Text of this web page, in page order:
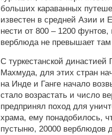
больших караванных
известен в средней Азии и
нести от 800 – 1200 фунтов,
верблюда не превышает
С туркестанской династией
Махмуда, для этих стран
на Инде и Ганге начало
стало возрастать и число
предпринял поход для
храма, ему понадобилось,
пустыню, 20000 верблюдов